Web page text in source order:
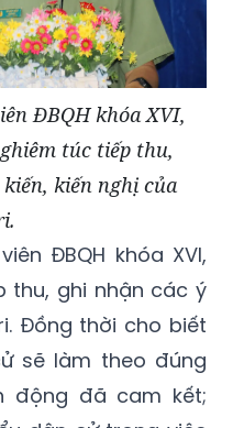
ĐBQH khóa XVI,
túc tiếp thu,
kiến nghị của
ĐBQH khóa XVI,
thu, ghi nhận các ý
Đồng thời cho biết
sẽ làm theo đúng
động đã cam kết;